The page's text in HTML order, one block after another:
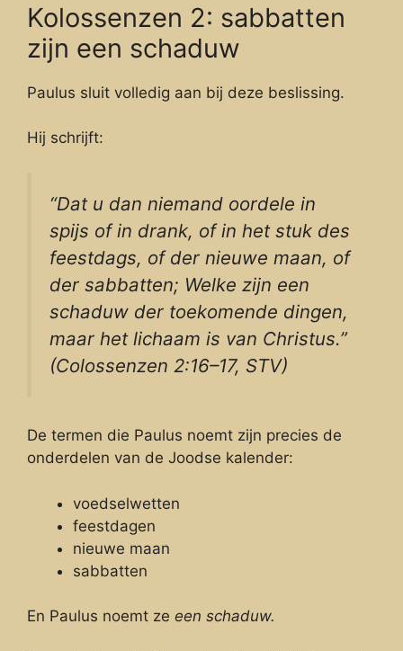
Kolossenzen 2: sabbatten
zijn een schaduw
Paulus sluit volledig aan bij deze beslissing.
Hij schrijft:
“Dat u dan niemand oordele in
spijs of in drank, of in het stuk des
feestdags, of der nieuwe maan, of
der sabbatten; Welke zijn een
schaduw der toekomende dingen,
maar het lichaam is van Christus.”
(Colossenzen 2:16–17, STV)
De termen die Paulus noemt zijn precies de
onderdelen van de Joodse kalender:
voedselwetten
feestdagen
nieuwe maan
sabbatten
En Paulus noemt ze een schaduw.